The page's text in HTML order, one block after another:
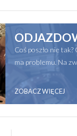
Coś poszło nie
ma problemu. Na
ZOBACZ WIĘCEJ